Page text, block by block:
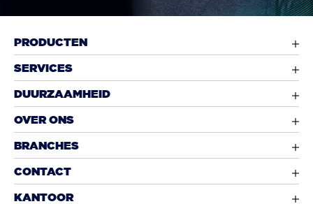
PRODUCTEN
SERVICES
DUURZAAMHEID
OVER ONS
BRANCHES
CONTACT
KANTOOR